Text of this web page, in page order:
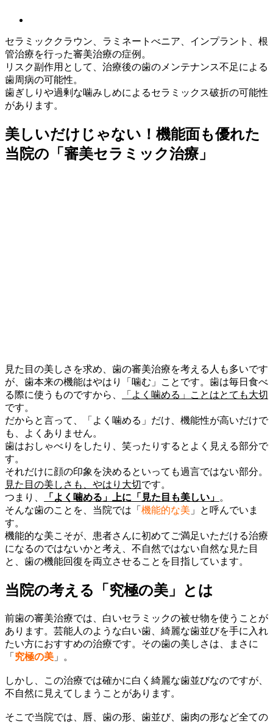
セラミッククラウン、ラミネートべニア、インプラント、根
管治療を行った審美治療の症例。
リスク副作用として、治療後の歯のメンテナンス不足による
歯周病の可能性。
歯ぎしりや過剰な噛みしめによるセラミックス破折の可能性
があります。
美しいだけじゃない！機能面も優れた
当院の「審美セラミック治療」
見た目の美しさを求め、歯の審美治療を考える人も多いです
が、歯本来の機能はやはり「噛む」ことです。歯は毎日食べ
る際に使うものですから、
「よく噛める」ことはとても大切
です。
だからと言って、「よく噛める」だけ、機能性が高いだけで
も、よくありません。
歯はおしゃべりをしたり、笑ったりするとよく見える部分で
す。
それだけに顔の印象を決めるといっても過言ではない部分。
見た目の美しさも、やはり大切 です。
つまり、
「よく噛める」上に「見た目も美しい」 。
そんな歯のことを、当院では「 機能的な美 」と呼んでいま
す。
機能的な美こそが、患者さんに初めてご満足いただける治療
になるのではないかと考え、不自然ではない自然な見た目
と、歯の機能回復を両立させることを目指しています。
当院の考える「究極の美」とは
前歯の審美治療では、白いセラミックの被せ物を使うことが
あります。芸能人のような白い歯、綺麗な歯並びを手に入れ
たい方におすすめの治療です。その歯の美しさは、まさに
「 究極の美 」。
しかし、この治療では確かに白く綺麗な歯並びなのですが、
不自然に見えてしまうことがあります。
そこで当院では、唇、歯の形、歯並び、歯肉の形など全ての